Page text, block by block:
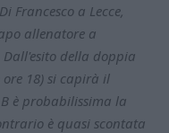
Francesco a Lecce,
allenatore a
della doppia
18) si capirà il
è probabilissima la
è quasi scontata